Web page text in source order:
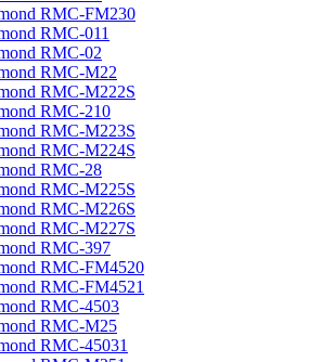
RMC-FM230
RMC-011
RMC-02
RMC-M22
RMC-M222S
RMC-210
RMC-M223S
RMC-M224S
RMC-28
RMC-M225S
RMC-M226S
RMC-M227S
RMC-397
RMC-FM4520
RMC-FM4521
RMC-4503
RMC-M25
RMC-45031